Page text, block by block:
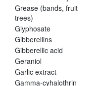
Grease (bands, fruit
trees)
Glyphosate
Gibberellins
Gibberellic acid
Geraniol
Garlic extract
Gamma-cyhalothrin